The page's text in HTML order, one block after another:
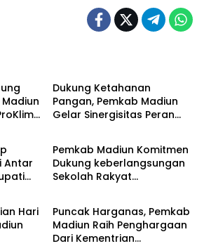
Dukung Ketahanan
Pangan, Pemkab Madiun
Gelar Sinergisitas Peran
Antar
Pemerintah
Pemkab Madiun Komitmen
Dukung keberlangsungan
Sekolah Rakyat
Hari
Pemerintah
Puncak Harganas, Pemkab
Madiun Raih Penghargaan
Dari Kementrian